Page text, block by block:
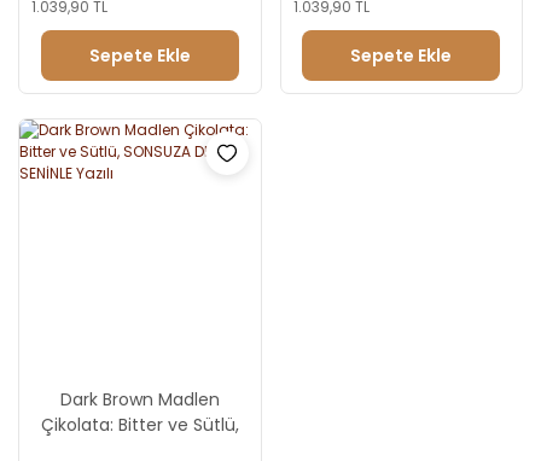
1.039,90 TL
Sepete Ekle
1.039,90 TL
Sepete Ekle
Dark Brown Madlen
Çikolata: Bitter ve Sütlü,